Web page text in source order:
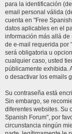
para la identificación
email personal válida
cuenta en "Free
datos aplicables en el
información más allá de
de e-mail requerida por
será obligatoria u
cualquier caso, usted
públicamente exhibida.
o desactivar los emails
Su contraseña está
Sin embargo, se
diferentes websites. Su
Spanish Forum", por
circunstancia ningún